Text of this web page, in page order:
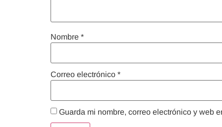
Nombre *
Correo electrónico *
Guarda mi nombre, correo electrónico y web